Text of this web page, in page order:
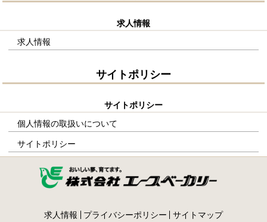
求人情報
求人情報
サイトポリシー
サイトポリシー
個人情報の取扱いについて
サイトポリシー
求人情報 プライバシーポリシー サイトマップ